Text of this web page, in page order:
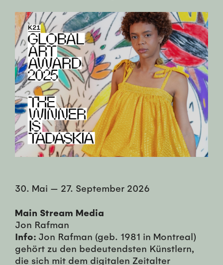
30. Mai — 27. September 2026
Main Stream Media
Jon Rafman
Info: Jon Rafman (geb. 1981 in Montreal)
gehört zu den bedeutendsten Künstlern,
die sich mit dem digitalen Zeitalter